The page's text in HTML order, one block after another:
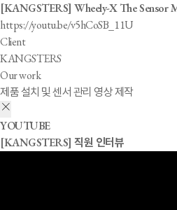
[KANGSTERS] Wheely-X The Sensor
https://youtu.be/v5hCoSB_11U
Client
KANGSTERS
Our work
제품 설치 및 센서 관리 영상 제작
YOUTUBE
[KANGSTERS] 직원 인터뷰